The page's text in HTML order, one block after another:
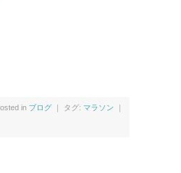
in ブログ ｜ タグ: マラソン ｜